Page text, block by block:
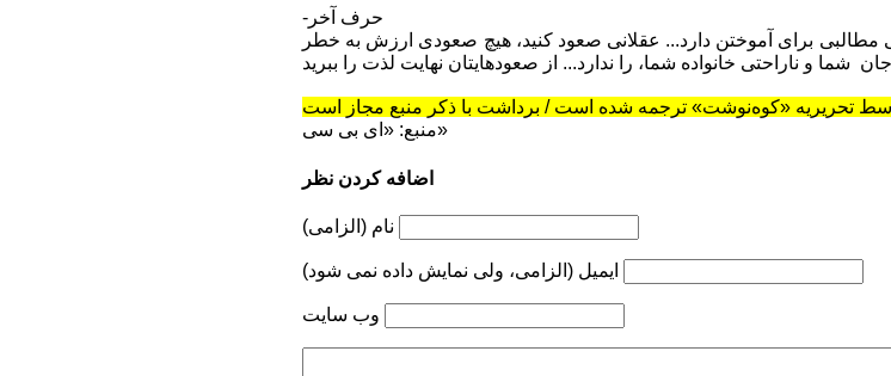
-حرف آخر
مطالبی برای آموختن دارد... عقلانی صعود کنید، هیچ صعودی ارزش به خطر
منبع: «ای بی سی»
اضافه کردن نظر
نام (الزامی)
ایمیل (الزامی، ولی نمایش داده نمی شود)
وب سایت